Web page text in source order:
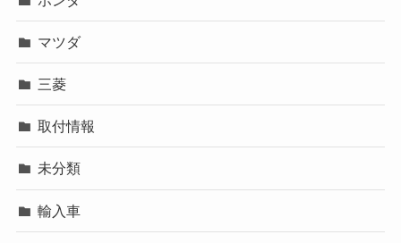
マツダ
三菱
取付情報
未分類
輸入車